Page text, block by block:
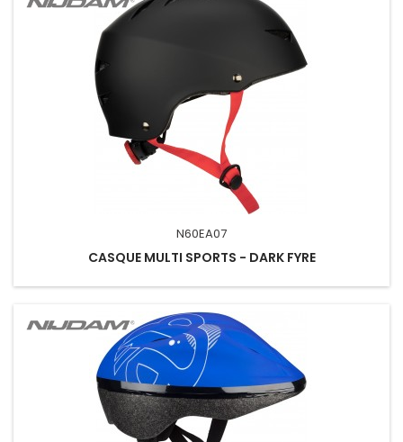
N60EA07
CASQUE MULTI SPORTS - DARK FYRE